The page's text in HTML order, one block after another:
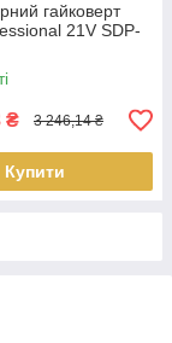
гайковерт
21V SDP-
₴ 3 246,14 ₴
Купити